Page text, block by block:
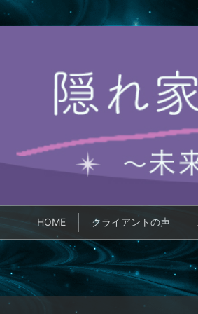
HOME クライアントの声